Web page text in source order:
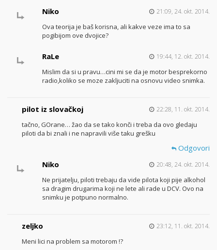
Niko 21:09, 24. okt. 2014.
Ova teorija je baš korisna, ali kakve veze ima to sa
pogibijom ove dvojice?
RaLe 19:44, 12. okt. 2014.
Mislim da si u pravu…cini mi se da je motor besprekorno
radio,koliko se moze zakljuciti na osnovu video snimka.
pilot iz slovačkoj 22:28, 11. okt. 2014.
tačno, GOrane… žao da se tako konči i treba da ovo gledaju
piloti da bi znali i ne napravili više taku grešku
Odgovori
Niko
20:48, 24. okt. 2014.
Ne prijatelju, piloti trebaju da vide pilota koji pije alkohol
sa dragim drugarima koji ne lete ali rade u DCV. Ovo na
snimku je potpuno normalno.
zeljko 23:12, 11. okt. 2014.
Meni lici na problem sa motorom !?